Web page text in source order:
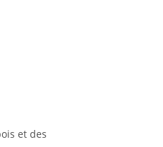
et des